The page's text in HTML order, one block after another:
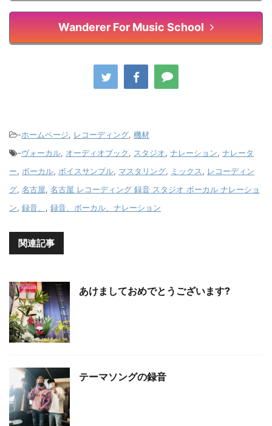
Wanderer For Music School
-ホームページ, レコーディング, 機材
-ヴォーカル, オーディオブック, スタジオ, ナレーション, ナレータ
ー, ボーカル, ボイスサンプル, マスタリング, ミックス, レコーディン
グ, 名古屋, 名古屋 レコーディング 録音 スタジオ ボーカル ナレーショ
ン, 録音、 , 録音、ボーカル、ナレーション
関連記事
あけましておめでとうございます?
テーマソングの録音